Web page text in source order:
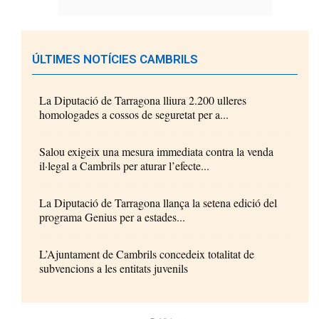
ÚLTIMES NOTÍCIES CAMBRILS
La Diputació de Tarragona lliura 2.200 ulleres
homologades a cossos de seguretat per a...
Salou exigeix una mesura immediata contra la venda
il·legal a Cambrils per aturar l’efecte...
La Diputació de Tarragona llança la setena edició del
programa Genius per a estades...
L’Ajuntament de Cambrils concedeix totalitat de
subvencions a les entitats juvenils